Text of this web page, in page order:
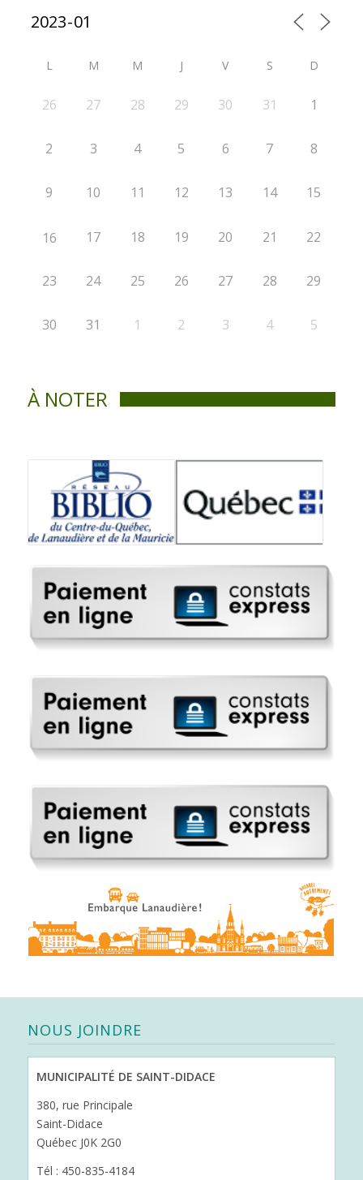
L M M J V S D
26 27 28 29 30 31 1
2 3 4 5 6 7 8
9 10 11 12 13 14 15
16 17 18 19 20 21 22
23 24 25 26 27 28 29
30 31 1 2 3 4 5
À NOTER
NOUS JOINDRE
MUNICIPALITÉ DE SAINT-DIDACE
380, rue Principale
Saint-Didace
Québec J0K 2G0
Tél : 450-835-4184